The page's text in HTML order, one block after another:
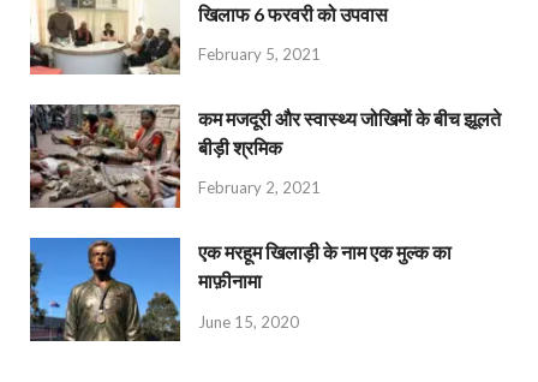
खिलाफ 6 फरवरी को उपवास
February 5, 2021
कम मजदूरी और स्वास्थ्य जोखिमों के बीच झूलते
बीड़ी श्रमिक
February 2, 2021
एक मरहूम खिलाड़ी के नाम एक मुल्क का
माफ़ीनामा
June 15, 2020